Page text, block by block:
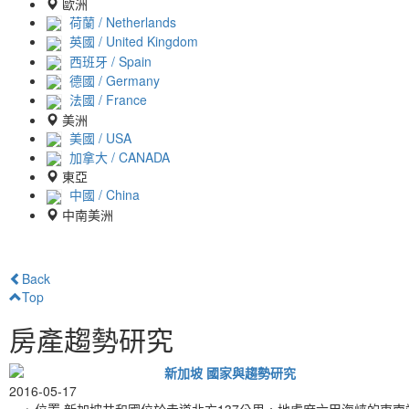
荷蘭 / Netherlands
英國 / United Kingdom
西班牙 / Spain
德國 / Germany
法國 / France
美洲
美國 / USA
加拿大 / CANADA
東亞
中國 / China
中南美洲
Back
Top
房產趨勢研究
新加坡 國家與趨勢研究
2016-05-17